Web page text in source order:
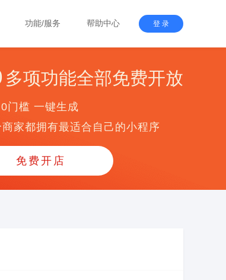
功能/服务 帮助中心 登 录
多项功能全部免费开放
门槛 一键生成
家都拥有最适合自己的小程序
免费开店